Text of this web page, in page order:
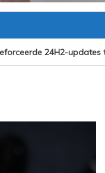
24H2-updates